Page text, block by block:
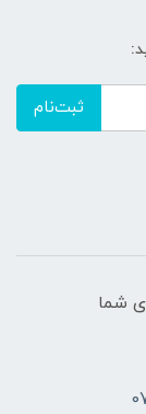
ثبت‌نام
شما